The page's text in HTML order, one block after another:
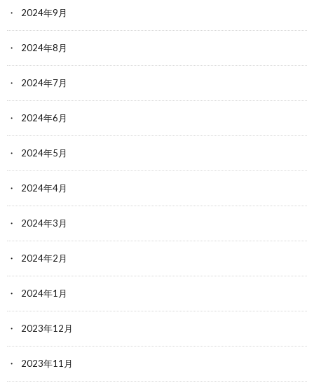
2024年9月
2024年8月
2024年7月
2024年6月
2024年5月
2024年4月
2024年3月
2024年2月
2024年1月
2023年12月
2023年11月